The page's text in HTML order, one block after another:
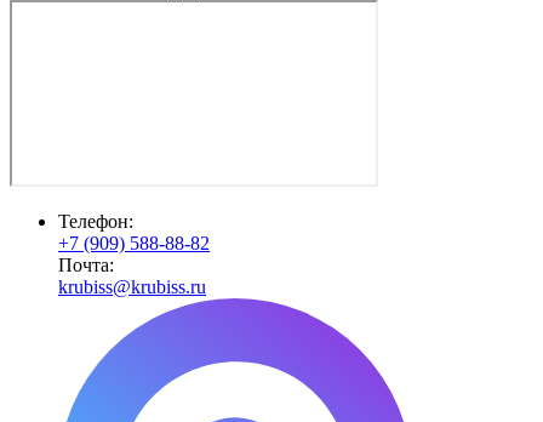
Телефон:
+7 (909) 588-88-82
Почта:
krubiss@krubiss.ru